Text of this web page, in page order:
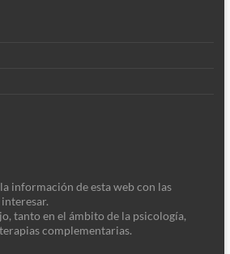
información de esta web con las
tanto en el ámbito de la psicología,
complementarias.